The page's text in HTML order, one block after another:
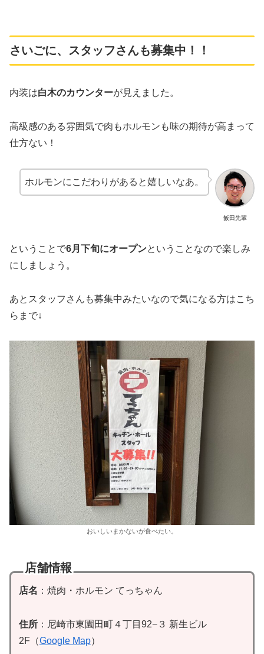
さいごに、スタッフさんも募集中！！
内装は白木のカウンターが見えました。
高級感のある雰囲気で肉もホルモンも味の期待が高まって
仕方ない！
飯田先輩
ホルモンにこだわりがあると嬉しいなあ。
ということで6月下旬にオープンということなので楽しみ
にしましょう。
あとスタッフさんも募集中みたいなので気になる方はこち
らまで↓
おいしいまかないが食べたい。
店舗情報
店名 ：焼肉・ホルモン てっちゃん
住所：尼崎市東園田町４丁目92−３ 新生ビル
2F（Google Map）